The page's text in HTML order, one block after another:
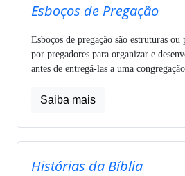
Esboços de Pregação
Esboços de pregação são estruturas
por pregadores para organizar e
antes de entregá-las a uma
Saiba mais
Histórias da Bíblia